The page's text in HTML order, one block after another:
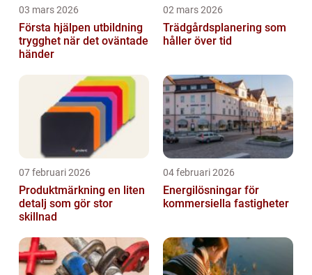
03 mars 2026
Första hjälpen utbildning
trygghet när det oväntade
händer
02 mars 2026
Trädgårdsplanering som
håller över tid
07 februari 2026
Produktmärkning en liten
detalj som gör stor
skillnad
04 februari 2026
Energilösningar för
kommersiella fastigheter